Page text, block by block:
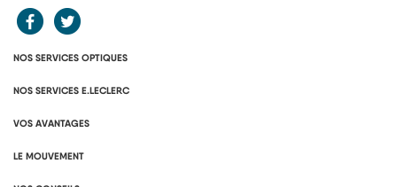
Redirection vers le compte Facebook E.Leclerc
NOS SERVICES OPTIQUES
NOS SERVICES E.LECLERC
VOS AVANTAGES
LE MOUVEMENT